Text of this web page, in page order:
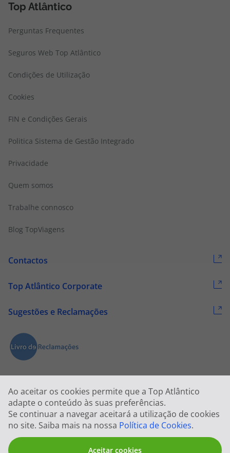
Ao aceitar os cookies permite que a Top Atlântico
adapte o conteúdo às suas preferências.
Se continuar a navegar aceitará a utilização de cookies
no site. Saiba mais na nossa Política de Cookies.
Aceitar cookies
Top Atlântico
Perguntas Frequentes
Seguros Web Top Atlântico
Condições de Utilização
Cookies
FIN e Condições Gerais
Politica Sistema de Gestão Integrado
Privacidade
Quem somos
Trabalhe connosco
Blog TopViagens
Contactos
Top Atlântico Corporate
Sugestões e Reclamações
2026 © Todos os direitos reservados:Top Atlântico, Viagens e Turismo